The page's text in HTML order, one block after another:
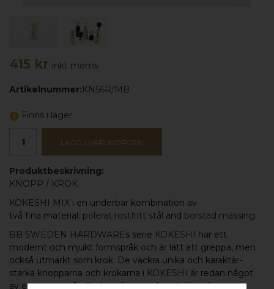
415 kr inkl. moms
Artikelnummer:KN56R/MB
Finns i lager
LÄGG I VARUKORGEN
Produktbeskrivning:
KNOPP / KROK
KOKESHI MIX i en underbar kombination av
två fina material: polerat rostfritt stål and borstad mässing.
BB SWEDEN HARDWAREs serie KOKESHI
har ett
modernt och mjukt formspråk och är lätt att greppa, men
också utmärkt som krok. De vackra unika och karaktär-
starka knopparna och krokarna i KOKESHI
är redan något
av en oemotståndlig klassiker med sin tidlösa design,